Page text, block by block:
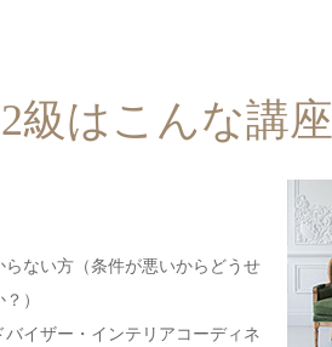
級はこんな講座
ない方（条件が悪いからどうせ
）
イザー・インテリアコーディネ